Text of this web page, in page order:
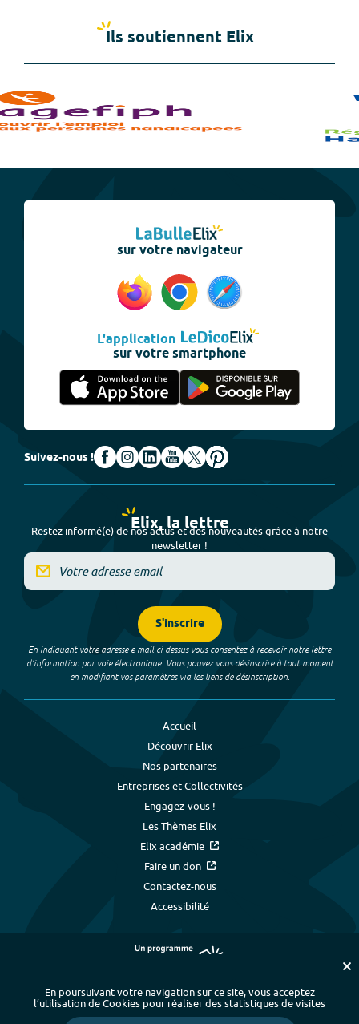
Ils soutiennent Elix
sur votre navigateur
L'application
sur votre smartphone
Suivez-nous !
Elix, la lettre
Restez informé(e) de nos actus et des nouveautés grâce à notre
newsletter !
S'inscrire
En indiquant votre adresse e-mail ci-dessus vous consentez à recevoir notre lettre
d’information par voie électronique. Vous pouvez vous désinscrire à tout moment
en modifiant vos paramètres via les liens de désinscription.
Accueil
Découvrir Elix
Nos partenaires
Entreprises et Collectivités
Engagez-vous !
Les Thèmes Elix
Elix académie
Faire un don
Contactez-nous
Accessibilité
Plan du site - Index alphabétique -
En poursuivant votre navigation sur ce site, vous acceptez
l’utilisation de Cookies pour réaliser des statistiques de visites